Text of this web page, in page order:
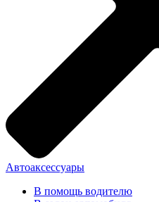
Автоаксессуары
В помощь водителю